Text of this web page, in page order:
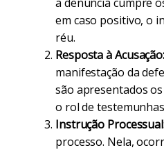
em caso positivo, o
réu.
Resposta à Acusação:
manifestação da
são apresentados
o rol de
Instrução
processo. Nela,